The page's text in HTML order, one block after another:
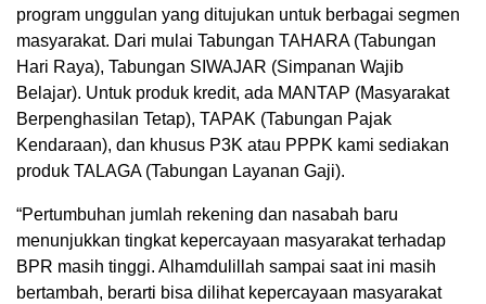
program unggulan yang ditujukan untuk berbagai segmen
masyarakat. Dari mulai Tabungan TAHARA (Tabungan
Hari Raya), Tabungan SIWAJAR (Simpanan Wajib
Belajar). Untuk produk kredit, ada MANTAP (Masyarakat
Berpenghasilan Tetap), TAPAK (Tabungan Pajak
Kendaraan), dan khusus P3K atau PPPK kami sediakan
produk TALAGA (Tabungan Layanan Gaji).
“Pertumbuhan jumlah rekening dan nasabah baru
menunjukkan tingkat kepercayaan masyarakat terhadap
BPR masih tinggi. Alhamdulillah sampai saat ini masih
bertambah, berarti bisa dilihat kepercayaan masyarakat